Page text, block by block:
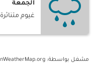
الجمعة
غيوم متناثرة
مشغل بواسطة: OpenWeatherMap.org